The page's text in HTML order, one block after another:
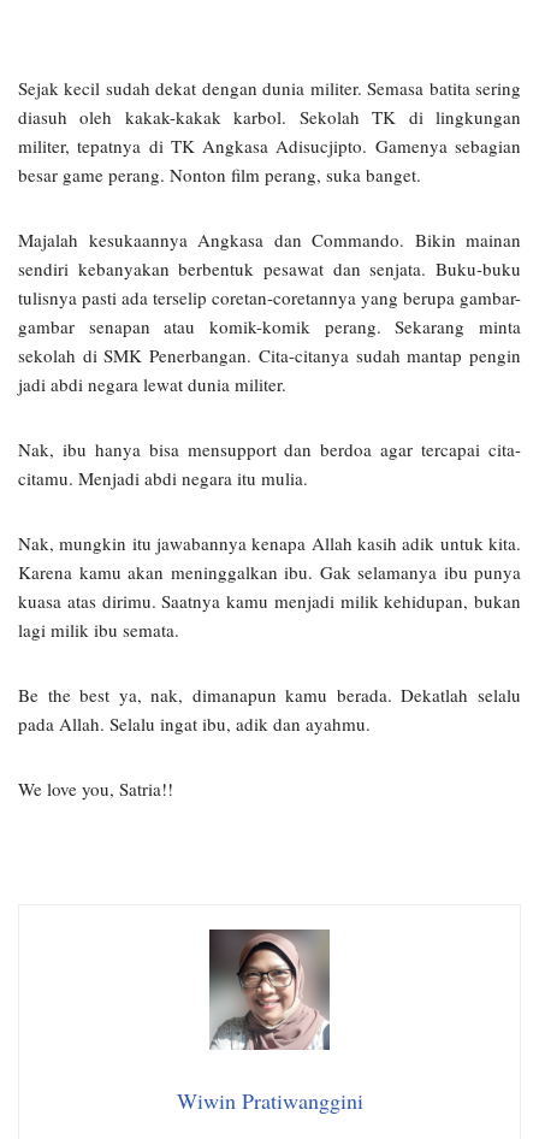
Sejak kecil sudah dekat dengan dunia militer. Semasa batita sering
diasuh oleh kakak-kakak karbol. Sekolah TK di lingkungan
militer, tepatnya di TK Angkasa Adisucjipto. Gamenya sebagian
besar game perang. Nonton film perang, suka banget.
Majalah kesukaannya Angkasa dan Commando. Bikin mainan
sendiri kebanyakan berbentuk pesawat dan senjata. Buku-buku
tulisnya pasti ada terselip coretan-coretannya yang berupa gambar-
gambar senapan atau komik-komik perang. Sekarang minta
sekolah di SMK Penerbangan. Cita-citanya sudah mantap pengin
jadi abdi negara lewat dunia militer.
Nak, ibu hanya bisa mensupport dan berdoa agar tercapai cita-
citamu. Menjadi abdi negara itu mulia.
Nak, mungkin itu jawabannya kenapa Allah kasih adik untuk kita.
Karena kamu akan meninggalkan ibu. Gak selamanya ibu punya
kuasa atas dirimu. Saatnya kamu menjadi milik kehidupan, bukan
lagi milik ibu semata.
Be the best ya, nak, dimanapun kamu berada. Dekatlah selalu
pada Allah. Selalu ingat ibu, adik dan ayahmu.
We love you, Satria!!
Wiwin Pratiwanggini